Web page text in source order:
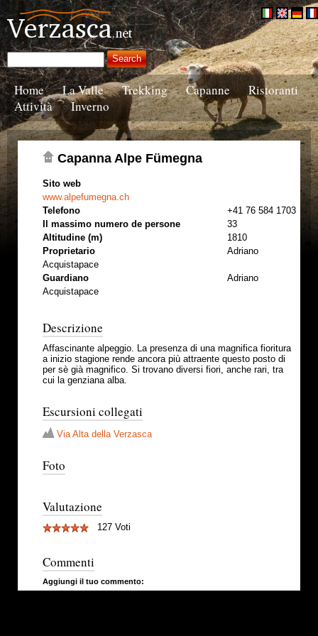
Home La Valle Trekking Capanne
Ristoranti
Attività
Inverno
Capanna Alpe Fümegna
Sito web
www.alpefumegna.ch
Telefono
+41 76 584 1703
Il massimo numero de persone
33
Altitudine (m)
1810
Proprietario
Adriano
Acquistapace
Guardiano
Adriano
Acquistapace
Descrizione
Affascinante alpeggio. La presenza di una magnifica fioritura
a inizio stagione rende ancora più attraente questo posto di
per sè già magnifico. Si trovano diversi fiori, anche rari, tra
cui la genziana alba.
Escursioni collegati
Via Alta della Verzasca
Foto
Valutazione
127 Voti
Commenti
Aggiungi il tuo commento: